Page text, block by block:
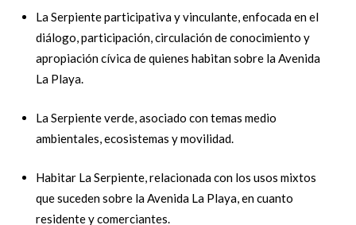
La Serpiente participativa y vinculante, enfocada en el
diálogo, participación, circulación de conocimiento y
apropiación cívica de quienes habitan sobre la Avenida
La Playa.
La Serpiente verde, asociado con temas medio
ambientales, ecosistemas y movilidad.
Habitar La Serpiente, relacionada con los usos mixtos
que suceden sobre la Avenida La Playa, en cuanto
residente y comerciantes.